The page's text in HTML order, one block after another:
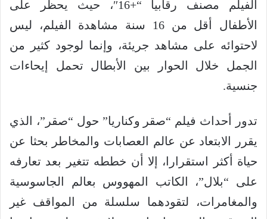
الفيلم مصنف رقابيا “+16″، حيث يحظر على
الأطفال أقل من 16 سنة مشاهدة الفيلم، ليس
لاحتوائه على مشاهد جريئة، وإنما لوجود كثير من
الجمل خلال الحوار بين الأبطال تحمل إيحاءات
جنسية.
تدور أحداث فيلم “صقر وكناريا” حول “صقر”، الذي
يقرر الابتعاد عن عالم العصابات والمخاطر بحثا عن
حياة أكثر استقرارا، إلا أن خططه تتغير بعد تعارفه
على “بلال”، الكاتب المهووس بعالم الجاسوسية
والمغامرات، لتقودهما سلسلة من المواقف غير